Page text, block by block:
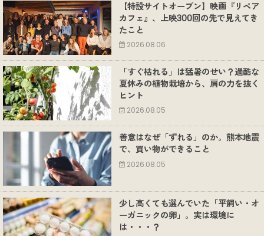
【特設サイトオープン】映画『リペア
カフェ』、上映300回の先で見えてき
たこと
2026.08.06
「すぐ枯れる」は猛暑のせい？過酷な
夏休みの植物栽培から、肩の力を抜く
ヒント
2026.08.05
善意はなぜ「ずれる」のか。熊本地震
で、買い物ができること
2026.08.05
少し高くても選んでいた「平飼い・オ
ーガニックの卵」。実は環境に
は・・・？